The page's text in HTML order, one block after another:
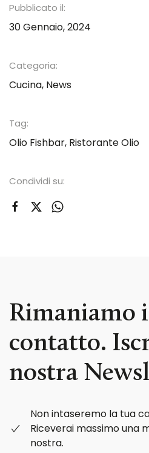
Pubblicato il:
30 Gennaio, 2024
Categoria:
Cucina, News
Tag:
Olio Fishbar, Ristorante Olio
Condividi su:
Rimaniamo
contatto.
nostra
Non intaseremo la tua
Riceverai massimo una
nostra.